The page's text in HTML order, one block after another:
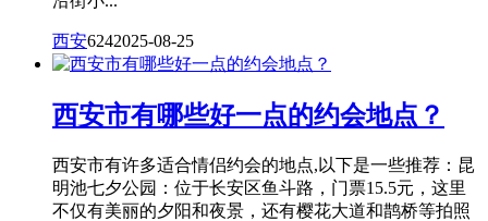
西安6242025-08-25
西安市有哪些好一点的约会地点？
西安市有许多适合情侣约会的地点,以下是一些推荐：昆
明池七夕公园：位于长安区鱼斗路，门票15.5元，这里
不仅有美丽的夕阳和夜景，还有樱花大道和鹊桥等拍照